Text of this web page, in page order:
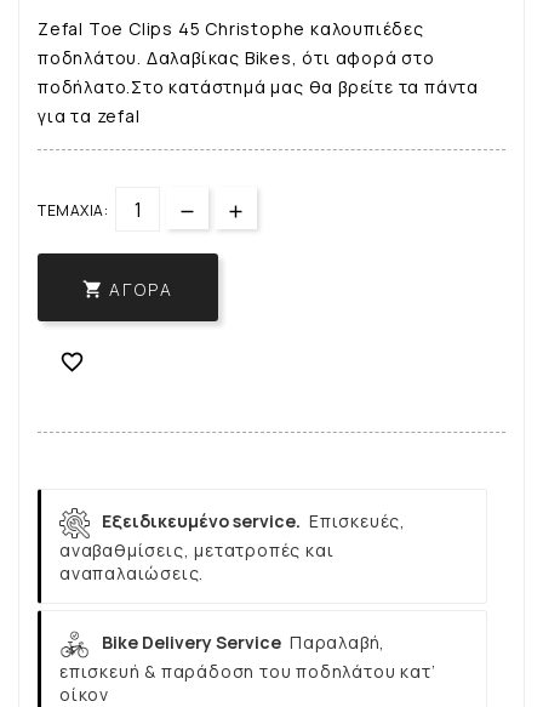
Zefal Toe Clips 45 Christophe καλουπιέδες
ποδηλάτου. Δαλαβίκας Bikes, ότι αφορά στο
ποδήλατο.Στο κατάστημά μας θα βρείτε τα πάντα
για τα zefal
ΤΕΜΆΧΙΑ:
 ΑΓΟΡΆ

Εξειδικευμένο service. Επισκευές,
αναβαθμίσεις, μετατροπές και
αναπαλαιώσεις.
Bike Delivery Service Παραλαβή,
επισκευή & παράδοση του ποδηλάτου κατ’
οίκον